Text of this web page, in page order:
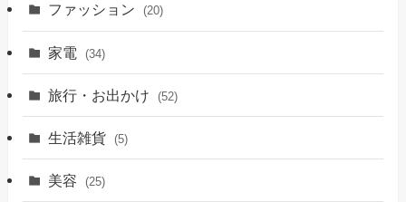
ファッション (20)
家電 (34)
旅行・お出かけ (52)
生活雑貨 (5)
美容 (25)